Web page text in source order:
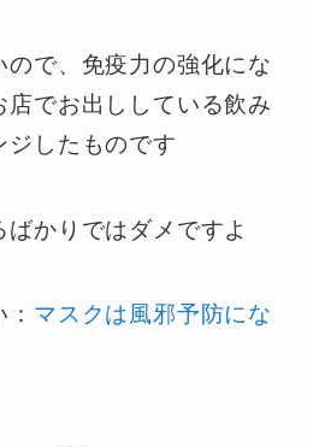
で、免疫力の強化にな
店でお出ししている飲み
ジしたものです
かりではダメですよ
マスクは風邪予防にな